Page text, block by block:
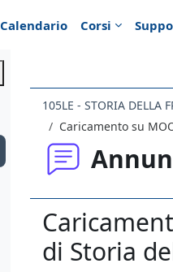
Calendario Corsi
105LE - STORIA DELLA
Caricamento su
di Storia